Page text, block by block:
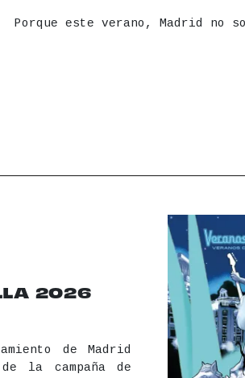
Porque este verano, Madrid
2026
de Madrid
la campaña de